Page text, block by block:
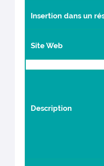
Insertion dans un
Site Web
Description